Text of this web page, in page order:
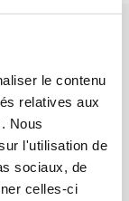
le contenu
relatives aux
Nous
l'utilisation de
sociaux, de
celles-ci